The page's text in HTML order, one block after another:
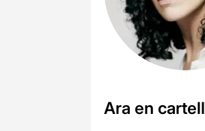
Ara en cartell